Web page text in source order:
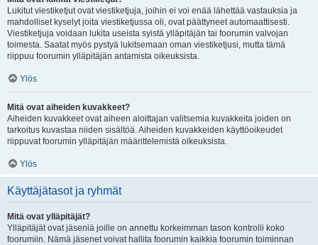
Lukitut viestiketjut ovat viestiketjuja, joihin ei voi enää lähettää vastauksia ja
mahdolliset kyselyt joita viestiketjussa oli, ovat päättyneet automaattisesti.
Viestiketjuja voidaan lukita useista syistä ylläpitäjän tai foorumin valvojan
toimesta. Saatat myös pystyä lukitsemaan oman viestiketjusi, mutta tämä
riippuu foorumin ylläpitäjän antamista oikeuksista.
Ylös
Mitä ovat aiheiden kuvakkeet?
Aiheiden kuvakkeet ovat aiheen aloittajan valitsemia kuvakkeita joiden on
tarkoitus kuvastaa niiden sisältöä. Aiheiden kuvakkeiden käyttöoikeudet
riippuvat foorumin ylläpitäjän määrittelemistä oikeuksista.
Ylös
Käyttäjätasot ja ryhmät
Mitä ovat ylläpitäjät?
Ylläpitäjät ovat jäseniä joille on annettu korkeimman tason kontrolli koko
foorumiin. Nämä jäsenet voivat hallita foorumin kaikkia foorumin toiminnan